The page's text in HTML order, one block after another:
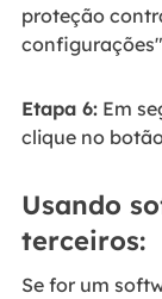
proteção
Etapa 6:Em
clique no
Usando
terceiros:
Se for um